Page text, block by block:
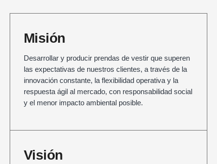
Misión
Desarrollar y producir prendas de vestir que superen
las expectativas de nuestros clientes, a través de la
innovación constante, la flexibilidad operativa y la
respuesta ágil al mercado, con responsabilidad social
y el menor impacto ambiental posible.
Visión